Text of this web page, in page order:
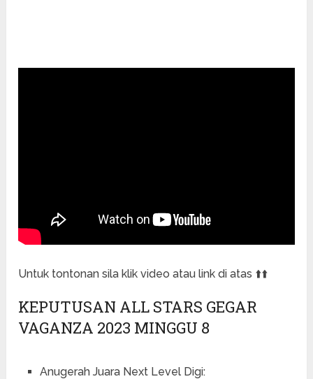
Untuk tontonan sila klik video atau link di atas ⬆️⬆️
KEPUTUSAN ALL STARS GEGAR
VAGANZA 2023 MINGGU 8
Anugerah Juara Next Level Digi: